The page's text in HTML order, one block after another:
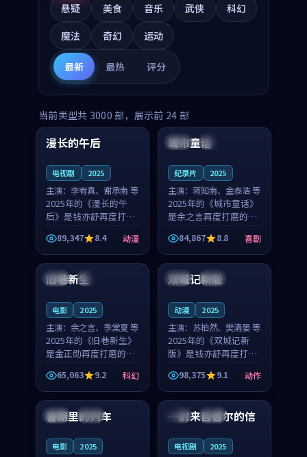
悬疑
美食 音乐 武侠
科幻
魔法
奇幻 运动
最新 最热 评分
当前类型共 3000 部，展示前 24 部
中国 高分
99:16
漫长的午后
电视剧 2025
主演： 李宥真、谢承南 等
2025年的《漫长的午
后》是钱亦舒再度打磨
的动漫佳作。中国大陆
的取景与海岛日常的氛
围相互成就，李宥真与
谢承南的对手戏自然克
制，让整部影片在悬念
89,347 8.4 动漫
美国 院线
城市童话
纪录片 2025
主演： 蒋知南、金泰浩 等
2025年的《城市童话》
是余之言再度打磨的喜
剧佳作。美国的取景与
历史战争的氛围相互成
就，蒋知南与金泰浩的
对手戏自然克制，让整
部影片在悬念与温度
84,867 8.8 喜剧
英国 完结
旧巷新生
电影 2025
主演： 余之言、季棠夏 等
2025年的《旧巷新生》
是金正勋再度打磨的科
幻佳作。英国的取景与
雨夜物语的氛围相互成
就，余之言与季棠夏的
对手戏自然克制，让整
部影片在悬念与温度
65,063 9.2 科幻
中国 独播
双城记新版
动漫 2025
主演： 苏柏然、樊清晏 等
2025年的《双城记新
版》是钱亦舒再度打磨
的动作佳作。中国大陆
的取景与沙漠探险的氛
围相互成就，苏柏然与
樊清晏的对手戏自然克
制，让整部影片在悬念
98,375 9.1 动作
中国 杜比
暑期里的列车
电影 2025
韩国 热播
一封来自首尔的信
电视剧 2025